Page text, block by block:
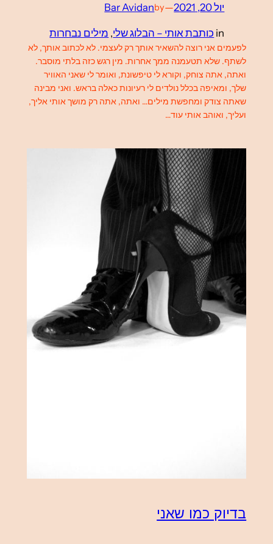
יול 20, 2021 —
by
Bar Avidan
in כותבת אותי – הבלוג שלי, מילים נבחרות
לפעמים אני רוצה להשאיר אותך רק לעצמי. לא לכתוב אותך, לא
לשתף. שלא תטעמנה ממך אחרות. מין רגש כזה בלתי מוסבר.
ואתה, אתה צוחק, וקורא לי טיפשונת, ואומר לי שאני האוויר
שלך, ומאיפה בכלל נולדים לי רעיונות כאלה בראש. ואני מבינה
שאתה צודק ומחפשת מילים… ואתה, אתה רק מושך אותי אליך,
ועליך, ואוהב אותי עוד…
בדיוק כמו שאני